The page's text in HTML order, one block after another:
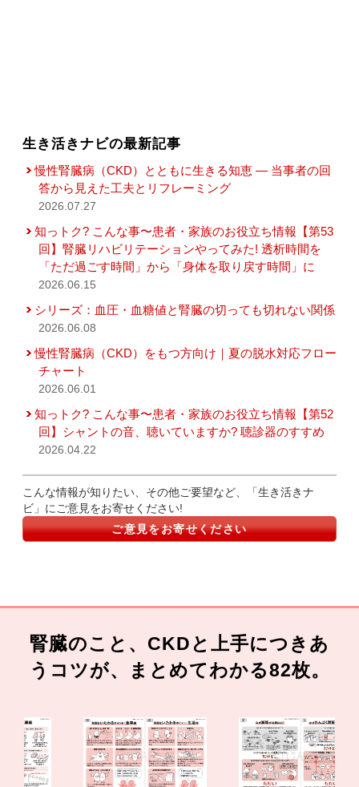
生き活きナビの最新記事
慢性腎臓病（CKD）とともに生きる知恵 — 当事者の回
答から見えた工夫とリフレーミング
2026.07.27
知っトク? こんな事〜患者・家族のお役立ち情報【第53
回】腎臓リハビリテーションやってみた! 透析時間を
「ただ過ごす時間」から「身体を取り戻す時間」に
2026.06.15
シリーズ：血圧・血糖値と腎臓の切っても切れない関係
2026.06.08
慢性腎臓病（CKD）をもつ方向け｜夏の脱水対応フロー
チャート
2026.06.01
知っトク? こんな事〜患者・家族のお役立ち情報【第52
回】シャントの音、聴いていますか? 聴診器のすすめ
2026.04.22
こんな情報が知りたい、その他ご要望など、「生き活きナ
ビ」にご意見をお寄せください!
ご意見をお寄せください
腎臓のこと、CKDと上手につきあ
うコツが、まとめてわかる82枚。